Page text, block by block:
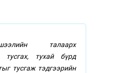
талаарх
тусгах, тухай бүрд
тусгаж тэдгээрийн